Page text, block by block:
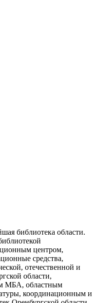
библиотека области.
центром,
средства,
отечественной и
области,
МБА, областным
координационным и